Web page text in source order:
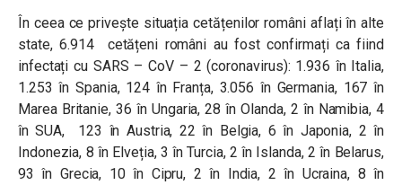
În ceea ce privește situația cetățenilor români aflați în alte
state, 6.914 cetățeni români au fost confirmați ca fiind
infectați cu SARS – CoV – 2 (coronavirus): 1.936 în Italia,
1.253 în Spania, 124 în Franța, 3.056 în Germania, 167 în
Marea Britanie, 36 în Ungaria, 28 în Olanda, 2 în Namibia, 4
în SUA, 123 în Austria, 22 în Belgia, 6 în Japonia, 2 în
Indonezia, 8 în Elveția, 3 în Turcia, 2 în Islanda, 2 în Belarus,
93 în Grecia, 10 în Cipru, 2 în India, 2 în Ucraina, 8 în